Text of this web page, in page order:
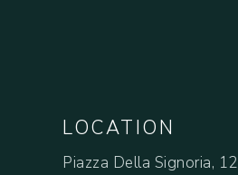
LOCATION
Piazza Della Signoria, 12